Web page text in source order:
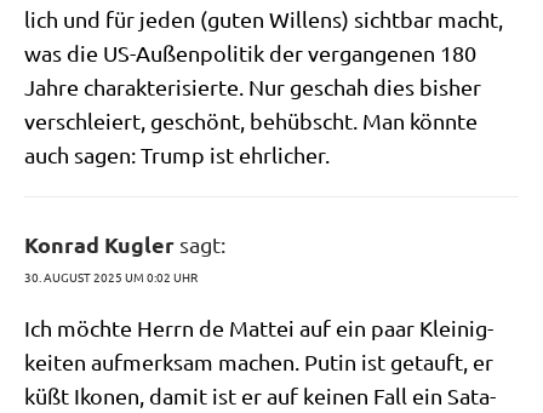
lich und für jeden (guten Wil­lens) sicht­bar macht,
was die US-Außen­po­li­tik der ver­gan­ge­nen 180
Jah­re cha­rak­te­ri­sier­te. Nur geschah dies bis­her
ver­schlei­ert, geschönt, behübscht. Man könn­te
auch sagen: Trump ist ehrlicher.
Konrad Kugler sagt:
30. AUGUST 2025 UM 0:02 UHR
Ich möch­te Herrn de Mat­tei auf ein paar Klei­nig­
kei­ten auf­merk­sam machen. Putin ist getauft, er
küßt Iko­nen, damit ist er auf kei­nen Fall ein Sata­